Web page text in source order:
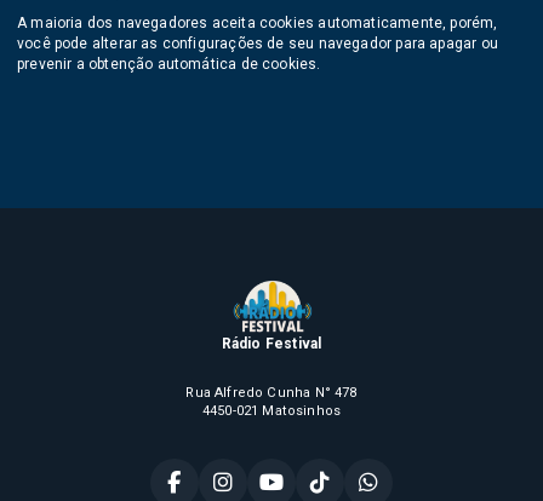
A maioria dos navegadores aceita cookies automaticamente, porém,
você pode alterar as configurações de seu navegador para apagar ou
prevenir a obtenção automática de cookies.
Rádio Festival
Rua Alfredo Cunha N° 478
4450-021 Matosinhos